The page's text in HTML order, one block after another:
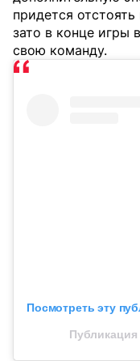
придется
зато в конце игры
свою команду.
Посмотреть эту
Публикация